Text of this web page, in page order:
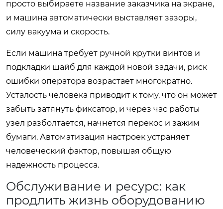
просто выбираете название заказчика на экране,
и машина автоматически выставляет зазоры,
силу вакуума и скорость.
Если машина требует ручной крутки винтов и
подкладки шайб для каждой новой задачи, риск
ошибки оператора возрастает многократно.
Усталость человека приводит к тому, что он может
забыть затянуть фиксатор, и через час работы
узел разболтается, начнется перекос и зажим
бумаги. Автоматизация настроек устраняет
человеческий фактор, повышая общую
надежность процесса.
Обслуживание и ресурс: как
продлить жизнь оборудованию